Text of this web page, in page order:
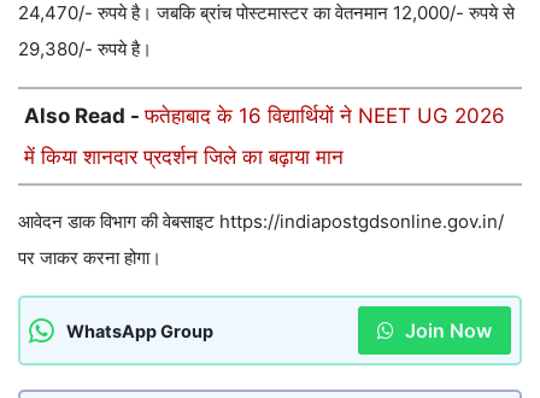
24,470/- रुपये है। जबकि ब्रांच पोस्टमास्टर का वेतनमान 12,000/- रुपये से
29,380/- रुपये है।
Also Read -फतेहाबाद के 16 विद्यार्थियों ने NEET UG 2026
में किया शानदार प्रदर्शन जिले का बढ़ाया मान
आवेदन डाक विभाग की वेबसाइट https://indiapostgdsonline.gov.in/
पर जाकर करना होगा।
WhatsApp Group Join Now